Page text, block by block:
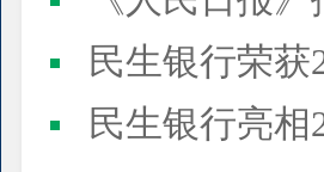
民生银行荣获2025上市公司
民生银行亮相